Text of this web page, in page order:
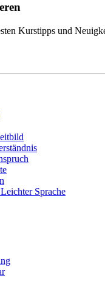
Kurstipps und
Sprache